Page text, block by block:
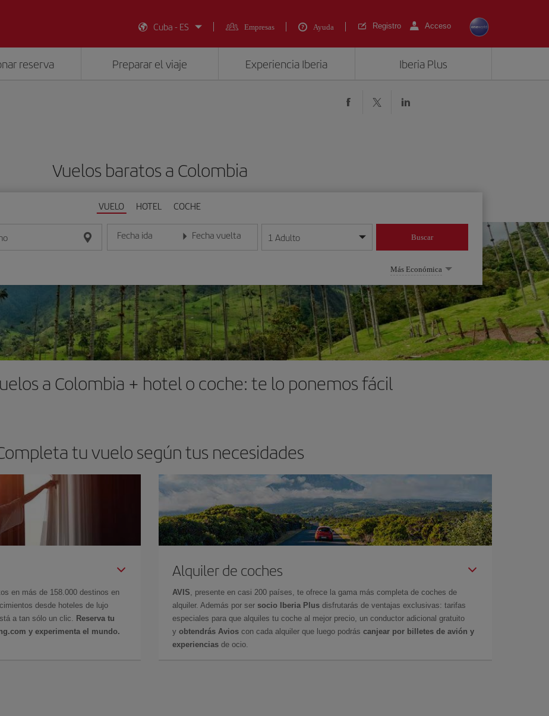
Cuba - ES
Empresas Ayuda Registro Acceso
reserva Preparar el viaje Experiencia Iberia Iberia Plus
Vuelos baratos a Colombia
VUELO HOTEL COCHE
Fecha ida
Introduce la fecha en formato día/mes/año
Fecha vuelta
Introduce la fecha en formato día/mes/año
1 Adulto Buscar
Más Económica
a Colombia + hotel o coche: te lo ponemos fácil
tu vuelo según tus necesidades
en más de 158.000 destinos en
desde hoteles de lujo
a tan sólo un clic.
Reserva tu
y experimenta el mundo.
Alquiler de coches
AVIS , presente en casi 200 países, te ofrece la gama más completa de coches de
alquiler. Además por ser socio Iberia Plus disfrutarás de ventajas exclusivas: tarifas
especiales para que alquiles tu coche al mejor precio, un conductor adicional gratuito
y obtendrás Avios con cada alquiler que luego podrás canjear por billetes de avión y
experiencias de ocio.